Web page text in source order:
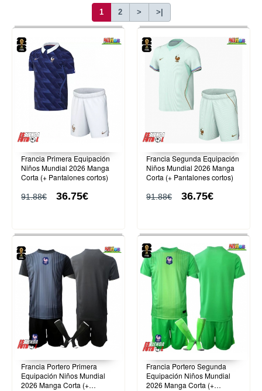
1 2 > >|
Francia Primera Equipación
Niños Mundial 2026 Manga
Corta (+ Pantalones cortos)
91.88€ 36.75€
Francia Segunda Equipación
Niños Mundial 2026 Manga
Corta (+ Pantalones cortos)
91.88€ 36.75€
Francia Portero Primera
Equipación Niños Mundial
2026 Manga Corta (+
Francia Portero Segunda
Equipación Niños Mundial
2026 Manga Corta (+